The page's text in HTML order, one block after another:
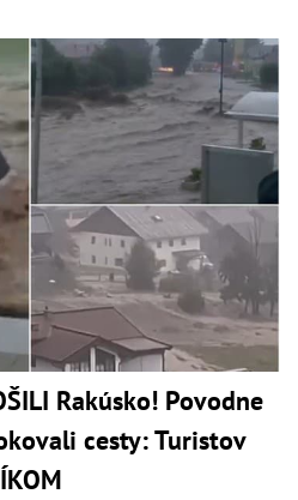
Rakúsko! Povodne
cesty: Turistov